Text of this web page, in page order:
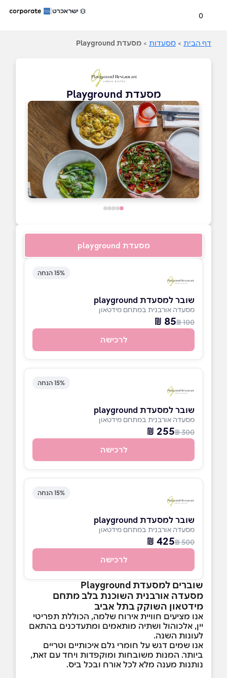
0
דף הבית > מסעדות > מסעדת Playground
מסעדת Playground
מסעדת playground
15% הנחה
שובר למסעדת playground
מסעדה אורבנית במתחם מידטאון
100 ₪
85 ₪
לרכישה
15% הנחה
שובר למסעדת playground
מסעדה אורבנית במתחם מידטאון
300 ₪
255 ₪
לרכישה
15% הנחה
שובר למסעדת playground
מסעדה אורבנית במתחם מידטאון
500 ₪
425 ₪
לרכישה
שוברים למסעדת Playground
מסעדה אורבנית השוכנת בלב מתחם
מידטאון השוקק בתל אביב
אנו מציעים חוויית אירוח שלמה, הכוללת תפריטי
יין, אלכוהול ושתיה מותאמים ומתעדכנים בהתאם
לעונות השנה.
אנו שמים דגש על חומרי גלם איכותיים וטריים
ביותר. המנות משובחות ומוקפדות ויחד עם זאת,
נותנות מענה מלא לכל אורח ובכל ביס.